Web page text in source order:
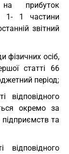
прибуток
1- 1 частини
звітний
фізичних осіб,
статті 66
період;
відповідного
окремо за
та
відповідного